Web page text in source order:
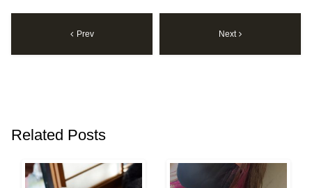
Prev Next
Related Posts